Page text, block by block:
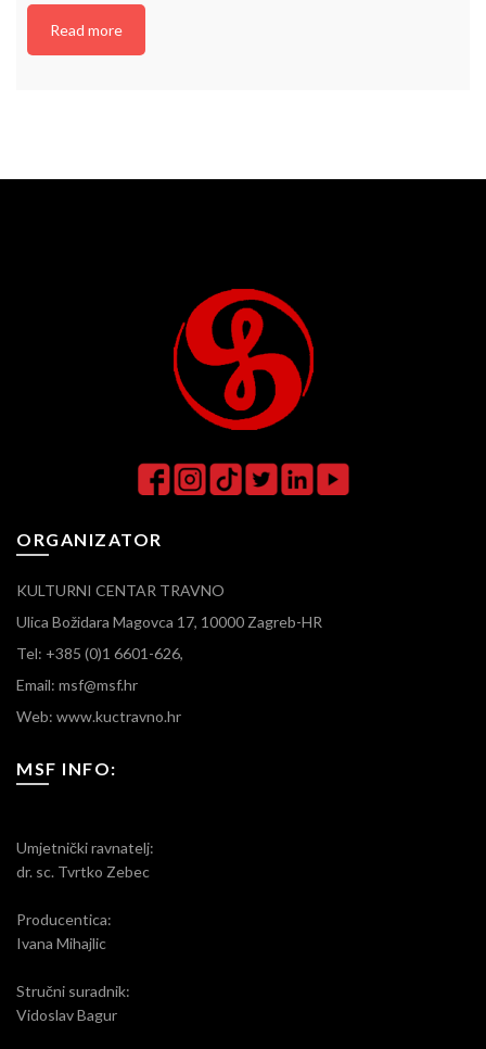
Read more
ORGANIZATOR
KULTURNI CENTAR TRAVNO
Ulica Božidara Magovca 17, 10000 Zagreb-HR
Tel: +385 (0)1 6601-626,
Email: msf@msf.hr
Web: www.kuctravno.hr
MSF INFO:
Umjetnički ravnatelj:
dr. sc. Tvrtko Zebec
Producentica:
Ivana Mihajlic
Stručni suradnik:
Vidoslav Bagur